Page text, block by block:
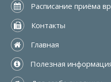
Расписание приёма
Контакты
Главная
Полезная